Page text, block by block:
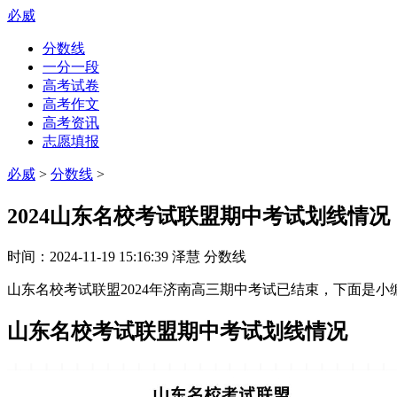
必威
分数线
一分一段
高考试卷
高考作文
高考资讯
志愿填报
必威 > 分数线 >
2024山东名校考试联盟期中考试划线情
时间： 2024-11-19 15:16:39 泽慧 分数线
山东名校考试联盟2024年济南高三期中考试已结束，下面是
山东名校考试联盟期中考试划线情况